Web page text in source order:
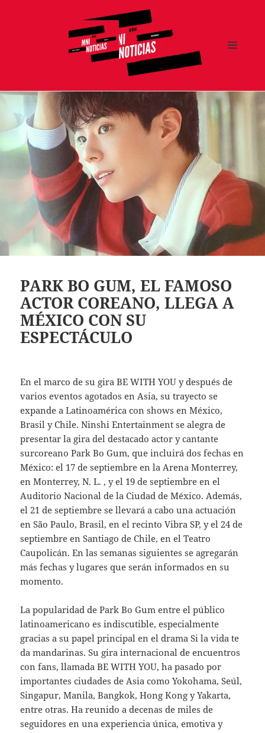
PARK BO GUM, EL FAMOSO
ACTOR COREANO, LLEGA A
MÉXICO CON SU
ESPECTÁCULO
En el marco de su gira BE WITH YOU y después de
varios eventos agotados en Asia, su trayecto se
expande a Latinoamérica con shows en México,
Brasil y Chile. Ninshi Entertainment se alegra de
presentar la gira del destacado actor y cantante
surcoreano Park Bo Gum, que incluirá dos fechas en
México: el 17 de septiembre en la Arena Monterrey,
en Monterrey, N. L. , y el 19 de septiembre en el
Auditorio Nacional de la Ciudad de México. Además,
el 21 de septiembre se llevará a cabo una actuación
en São Paulo, Brasil, en el recinto Vibra SP, y el 24 de
septiembre en Santiago de Chile, en el Teatro
Caupolicán. En las semanas siguientes se agregarán
más fechas y lugares que serán informados en su
momento.
La popularidad de Park Bo Gum entre el público
latinoamericano es indiscutible, especialmente
gracias a su papel principal en el drama Si la vida te
da mandarinas. Su gira internacional de encuentros
con fans, llamada BE WITH YOU, ha pasado por
importantes ciudades de Asia como Yokohama, Seúl,
Singapur, Manila, Bangkok, Hong Kong y Yakarta,
entre otras. Ha reunido a decenas de miles de
seguidores en una experiencia única, emotiva y